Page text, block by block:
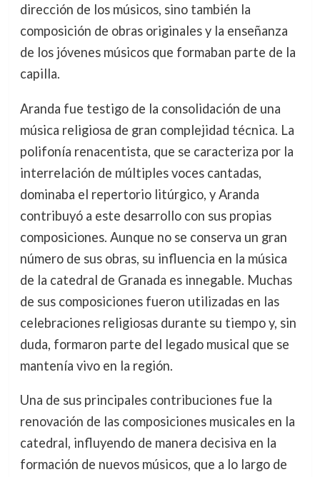
dirección de los músicos, sino también la
composición de obras originales y la enseñanza
de los jóvenes músicos que formaban parte de la
capilla.
Aranda fue testigo de la consolidación de una
música religiosa de gran complejidad técnica. La
polifonía renacentista, que se caracteriza por la
interrelación de múltiples voces cantadas,
dominaba el repertorio litúrgico, y Aranda
contribuyó a este desarrollo con sus propias
composiciones. Aunque no se conserva un gran
número de sus obras, su influencia en la música
de la catedral de Granada es innegable. Muchas
de sus composiciones fueron utilizadas en las
celebraciones religiosas durante su tiempo y, sin
duda, formaron parte del legado musical que se
mantenía vivo en la región.
Una de sus principales contribuciones fue la
renovación de las composiciones musicales en la
catedral, influyendo de manera decisiva en la
formación de nuevos músicos, que a lo largo de